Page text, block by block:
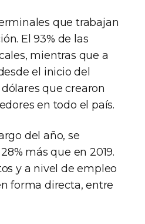
que trabajan
El 93% de las
mientras que a
el inicio del
que crearon
en todo el país.
del año, se
más que en 2019.
y a nivel de empleo
forma directa, entre